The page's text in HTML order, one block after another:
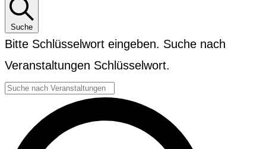
Juni,
2026
Suche
Bitte Schlüsselwort eingeben. Suche nach
Veranstaltungen Schlüsselwort.